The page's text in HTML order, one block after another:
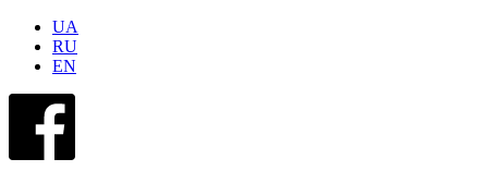
UA
RU
EN